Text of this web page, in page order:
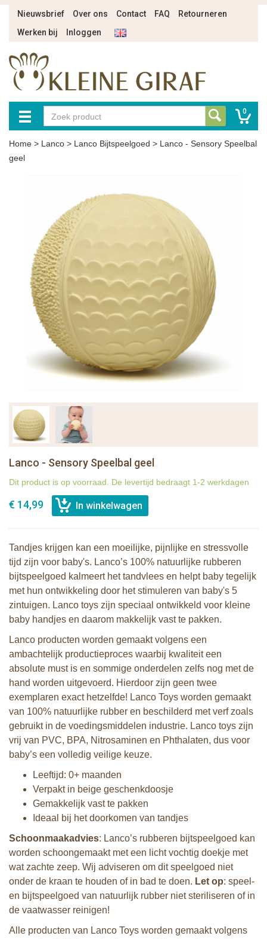
Nieuwsbrief Over ons Contact FAQ
Retourneren
Werken bij
Inloggen
0
Home > Lanco > Lanco Bijtspeelgoed > Lanco - Sensory Speelbal
geel
Lanco - Sensory Speelbal geel
Dit product is op voorraad. De levertijd bedraagt 1-2 werkdagen
€ 14,99
Tandjes krijgen kan een moeilijke, pijnlijke en stressvolle
tijd zijn voor baby's. Lanco’s 100% natuurlijke rubberen
bijtspeelgoed kalmeert het tandvlees en helpt baby tegelijk
met hun ontwikkeling door het stimuleren van baby's 5
zintuigen. Lanco toys zijn speciaal ontwikkeld voor kleine
baby handjes en daarom makkelijk vast te pakken.
Lanco producten worden gemaakt volgens een
ambachtelijk productieproces waarbij kwaliteit een
absolute must is en sommige onderdelen zelfs nog met de
hand worden uitgevoerd. Hierdoor zijn geen twee
exemplaren exact hetzelfde! Lanco Toys worden gemaakt
van 100% natuurlijke rubber en beschilderd met verf zoals
gebruikt in de voedingsmiddelen industrie. Lanco toys zijn
vrij van PVC, BPA, Nitrosaminen en Phthalaten, dus voor
baby’s een volledig veilige keuze.
Leeftijd: 0+ maanden
Verpakt in beige geschenkdoosje
Gemakkelijk vast te pakken
Ideaal bij het doorkomen van tandjes
Schoonmaakadvies: Lanco’s rubberen bijtspeelgoed kan
worden schoongemaakt met een licht vochtig doekje met
wat zachte zeep. Wij adviseren om dit speelgoed niet
onder de kraan te houden of in bad te doen. Let op: speel-
en bijtspeelgoed van natuurlijk rubber niet steriliseren of in
de vaatwasser reinigen!
Alle producten van Lanco Toys worden gemaakt volgens